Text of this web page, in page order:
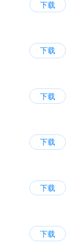
下载
下载
下载
下载
下载
下载